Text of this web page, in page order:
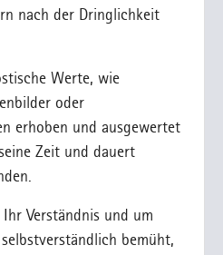
nach der Dringlichkeit
Werte, wie
oder
erhoben und ausgewertet
Zeit und dauert
Verständnis und um
bemüht,